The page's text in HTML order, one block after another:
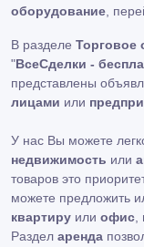
оборудование ,
В разделе Торговое
"ВсеСделки -
представлены
лицами или
У нас Вы можете
недвижимость или
товаров это
можете предложить
квартиру или офис
Раздел аренда